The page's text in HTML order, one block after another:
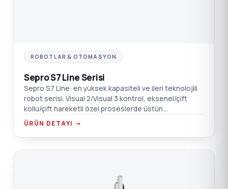
ROBOTLAR & OTOMASYON
Sepro S7 Line Serisi
Sepro S7 Line: en yüksek kapasiteli ve ileri teknolojili
robot serisi. Visual 2/Visual 3 kontrol, eksenel/çift
kollu/çift hareketli özel proseslerde üstün
performans.
ÜRÜN DETAYI →